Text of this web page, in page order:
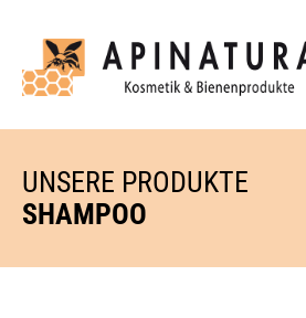
UNSERE PRODUKTE
SHAMPOO